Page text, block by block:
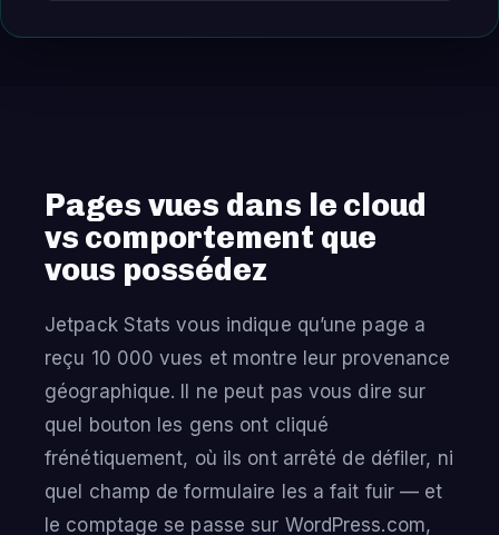
Pages vues dans le cloud
vs comportement que
vous possédez
Jetpack Stats vous indique qu’une page a
reçu 10 000 vues et montre leur provenance
géographique. Il ne peut pas vous dire sur
quel bouton les gens ont cliqué
frénétiquement, où ils ont arrêté de défiler, ni
quel champ de formulaire les a fait fuir — et
le comptage se passe sur WordPress.com,